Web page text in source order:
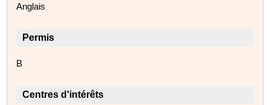
Anglais
Permis
B
Centres d'intérêts